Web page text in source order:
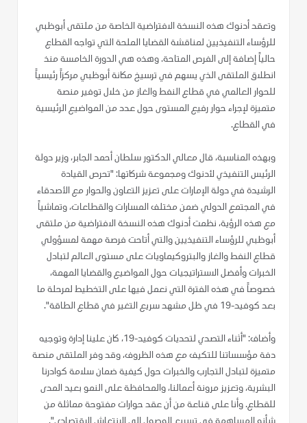
وتعقد أدنوك هذه النسخة الافتراضية الخاصة من ملتقى أبوظبي
للرؤساء التنفيذيين لمناقشة القضايا الملحة التي تواجه القطاع
حالياً إضافة إلى الفرص المتاحة. وهذه هي الدورة الخامسة منذ
انطلاق الملتقى الذي يسهم في ترسيخ مكانة أبوظبي مركزاً رئيسياً
للحوار العالمي في قطاع النفط والغاز من خلال توفير منصة
متميزة لإجراء حوار رفيع المستوى حول عدد من المواضيع الرئيسية
في القطاع.
وبهذه المناسبة، قال معالي الدكتور سلطان أحمد الجابر، وزير دولة
الرئيس التنفيذي لأدنوك ومجموعة شركاتها: "تحرص القيادة
الرشيدة في دولة الإمارات على تعزيز التعاون والحوار مع الأصدقاء
في المجتمع الدولي ضمن مختلف المسارات والقطاعات، وتماشياً
مع هذه الرؤية، نظمت أدنوك هذه النسخة الافتراضية من ملتقى
أبوظبي للرؤساء التنفيذيين والتي أتاحت فرصة مهمة لمسؤولي
قطاع النفط والغاز والبتروكيماويات على مستوى العالم لتبادل
الخبرات وأفضل الاستراتيجيات حول المواضيع والقضايا المهمة،
خصوصاً في هذه الفترة التي نعمل فيها على التخطيط لمرحلة ما
بعد كوفيد-19 في ظل مشهد سريع التغير في قطاع الطاقة".
وأضاف: "أثناء التصدي لتحديات كوفيد-19، كان علينا إدارة وتوجيه
دفة مؤسساتنا للتكيف مع هذه الظروف، وقد وفر الملتقى منصة
متميزة لتبادل التجارب والخبرات حول كيفية ضمان سلامة كوادرنا
البشرية، وتعزيز مرونة أعمالنا، والمحافظة على النمو بعيد المدى
للقطاع. وأنا على قناعة من أن عقد حوارات مفتوحة مماثلة من